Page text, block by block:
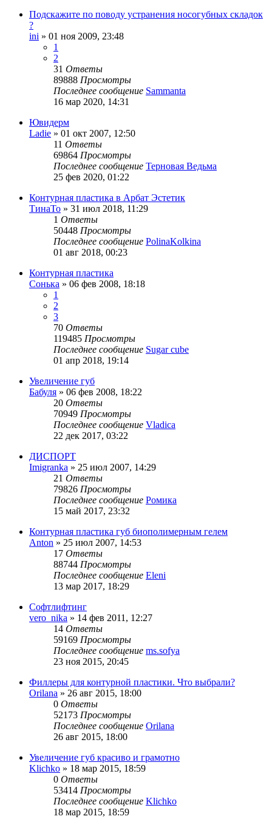
Подскажите по поводу устранения носогубных складок
?
ini » 01 ноя 2009, 23:48
1
2
31 Ответы
89888 Просмотры
Последнее сообщение Sammanta
16 мар 2020, 14:31
Ювидерм
Ladie » 01 окт 2007, 12:50
11 Ответы
69864 Просмотры
Последнее сообщение Терновая Ведьма
25 фев 2020, 01:22
Контурная пластика в Арбат Эстетик
ТинаТо » 31 июл 2018, 11:29
1 Ответы
50448 Просмотры
Последнее сообщение PolinaKolkina
01 авг 2018, 00:23
Контурная пластика
Сонька » 06 фев 2008, 18:18
1
2
3
70 Ответы
119485 Просмотры
Последнее сообщение Sugar cube
01 апр 2018, 19:14
Увеличение губ
Бабуля » 06 фев 2008, 18:22
20 Ответы
70949 Просмотры
Последнее сообщение Vladica
22 дек 2017, 03:22
ДИСПОРТ
Imigranka » 25 июл 2007, 14:29
21 Ответы
79826 Просмотры
Последнее сообщение Ромика
15 май 2017, 23:32
Контурная пластика губ биополимерным гелем
Anton » 25 июл 2007, 14:53
17 Ответы
88744 Просмотры
Последнее сообщение Eleni
13 мар 2017, 18:29
Софтлифтинг
vero_nika » 14 фев 2011, 12:27
14 Ответы
59169 Просмотры
Последнее сообщение ms.sofya
23 ноя 2015, 20:45
Филлеры для контурной пластики. Что выбрали?
Orilana » 26 авг 2015, 18:00
0 Ответы
52173 Просмотры
Последнее сообщение Orilana
26 авг 2015, 18:00
Увеличение губ красиво и грамотно
Klichko » 18 мар 2015, 18:59
0 Ответы
53414 Просмотры
Последнее сообщение Klichko
18 мар 2015, 18:59